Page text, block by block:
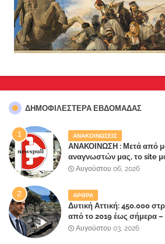
ΔΗΜΟΦΙΛΈΣΤΕΡΑ ΕΒΔΟΜΆΔΑΣ
ΑΝΑΚΟΙΝΩΣΕΙΣ
ΑΝΑΚΟΙΝΩΣΗ : Μετά από
αναγνωστών μας, το site
Αυγούστου 06, 2026
ΑΡΘΡΑ
Δυτική Αττική: 450.000
από το 2019 έως σήμερα
έλαβε 40% και 45% στις
Αυγούστου 03, 2026